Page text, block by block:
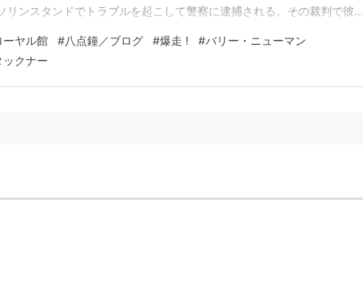
リンスタンドでトラブルを起こして警察に逮捕される。その裁判で彼は
すための行動だった… この作品は、冒険小説の雄A・マクリーン原作
を映画化した作品です。原作は…
ーヤル館 #八点鐘／ブログ #爆走 ! #バリー・ニューマン
ックナー